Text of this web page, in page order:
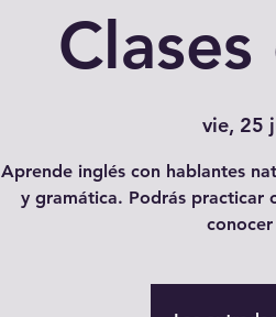
vie, 25
Aprende inglés con hablantes
y gramática. Podrás practicar